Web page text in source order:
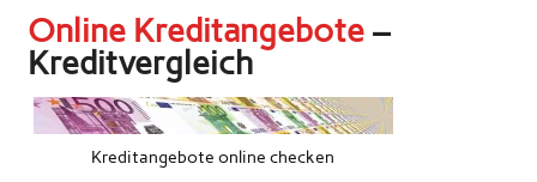
Online Kreditangebote–
Kreditvergleich
Kreditangebote online checken